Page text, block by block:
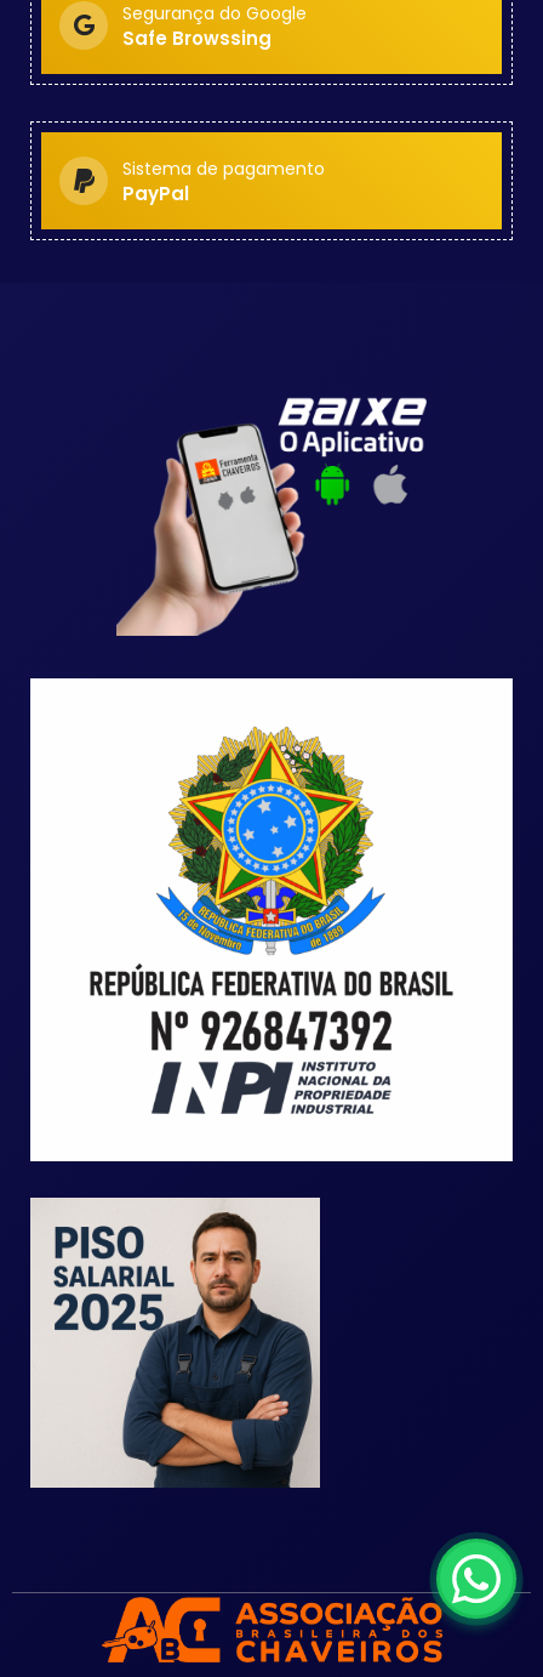
Segurança do Google
Safe Browssing
Sistema de pagamento
PayPal